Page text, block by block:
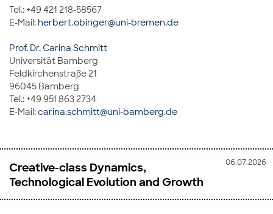
Tel.: +49 421 218-58567
E-Mail: herbert.obinger@uni-bremen.de
Prof. Dr. Carina Schmitt
Universität Bamberg
Feldkirchenstraße 21
96045 Bamberg
Tel.: +49 951 863 2734
E-Mail:carina.schmitt@uni-bamberg.de
06.07.2026
Creative-class Dynamics,
Technological Evolution and Growth